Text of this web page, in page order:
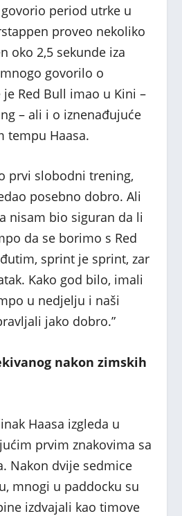
period utrke u
proveo nekoliko
oko 2,5 sekunde iza
govorilo o
Red Bull imao u Kini –
– ali i o iznenađujuće
tempu Haasa.
prvi slobodni trening,
posebno dobro. Ali
nisam bio siguran da li
da se borimo s Red
sprint je sprint, zar
Kako god bilo, imali
u nedjelju i naši
jako dobro.”
nakon zimskih
Haasa izgleda u
prvim znakovima sa
Nakon dvije sedmice
mnogi u paddocku su
izdvajali kao timove